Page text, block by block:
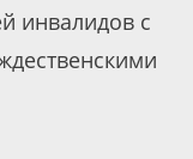
инвалидов с